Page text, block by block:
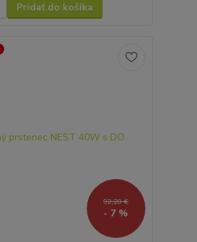
Pridať do košíka
92,20 €
- 7 %